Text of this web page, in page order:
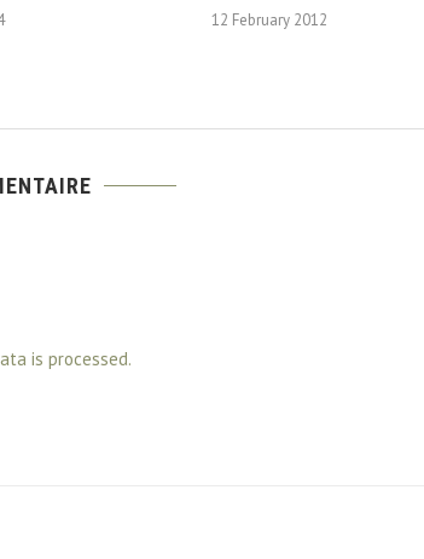
12 February 2012
is processed.